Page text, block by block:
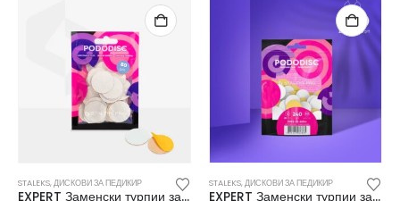
ЗА ПЕДИКИР
EXPERT Заменски турпии за дискови за педикир L 80(50/1) PDF-25-80W
STALEKS ДИСКОВИ ЗА ПЕДИКИР
EXPERT Заменски турпии за дискови за педикир L Soft 240 (50/1) PDFS 25-240W
STALEKS ДИСКОВИ